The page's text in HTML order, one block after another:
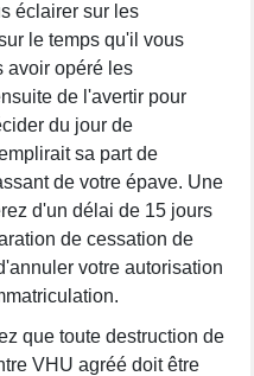
éclairer sur les
le temps qu'il vous
avoir opéré les
de l'avertir pour
du jour de
sa part de
de votre épave. Une
d'un délai de 15 jours
de cessation de
votre autorisation
que toute destruction de
VHU agréé doit être